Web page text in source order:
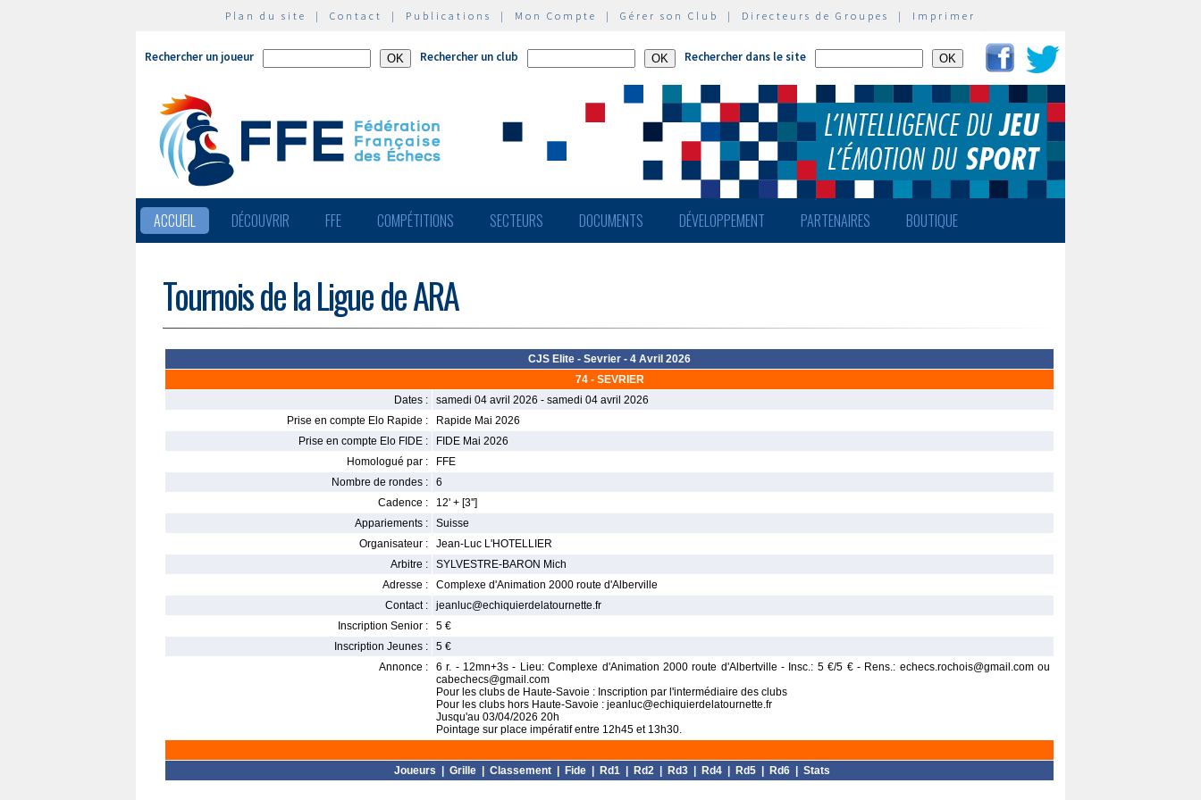
Plan du site | Contact | Publications | Mon Compte | Gérer son Club | Directeurs de Groupes | Imprimer
Rechercher un joueur Rechercher un club Rechercher dans le site
ACCUEIL DÉCOUVRIR FFE COMPÉTITIONS SECTEURS DOCUMENTS DÉVELOPPEMENT PARTENAIRES BOUTIQUE
Tournois de la Ligue de ARA
CJS Elite - Sevrier - 4 Avril 2026
74 - SEVRIER
Dates :
samedi 04 avril 2026 - samedi 04 avril 2026
Prise en compte Elo Rapide :
Rapide Mai 2026
Prise en compte Elo FIDE :
FIDE Mai 2026
Homologué par :
FFE
Nombre de rondes :
6
Cadence :
12' + [3'']
Appariements :
Suisse
Organisateur :
Jean-Luc L'HOTELLIER
Arbitre :
SYLVESTRE-BARON Mich
Adresse :
Complexe d'Animation 2000 route d'Alberville
Contact :
jeanluc@echiquierdelatournette.fr
Inscription Senior :
5 €
Inscription Jeunes :
5 €
Annonce :
6 r. - 12mn+3s - Lieu: Complexe d'Animation 2000 route d'Albertville - Insc.: 5 €/5 € - Rens.: echecs.rochois@gmail.com ou
cabechecs@gmail.com
Pour les clubs de Haute-Savoie : Inscription par l'intermédiaire des clubs
Pour les clubs hors Haute-Savoie : jeanluc@echiquierdelatournette.fr
Jusqu'au 03/04/2026 20h
Pointage sur place impératif entre 12h45 et 13h30.
Joueurs Grille Classement Fide Rd1 Rd2 Rd3 Rd4 Rd5 Rd6 Stats